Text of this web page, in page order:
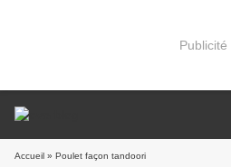
Publicité
Accueil » Poulet façon tandoori